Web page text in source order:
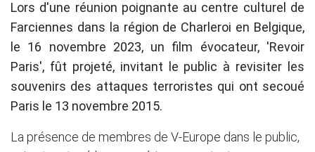
Lors d'une réunion poignante au centre culturel de
Farciennes dans la région de Charleroi en Belgique,
le 16 novembre 2023, un film évocateur, 'Revoir
Paris', fût projeté, invitant le public à revisiter les
souvenirs des attaques terroristes qui ont secoué
Paris le 13 novembre 2015.
La présence de membres de V-Europe dans le public,